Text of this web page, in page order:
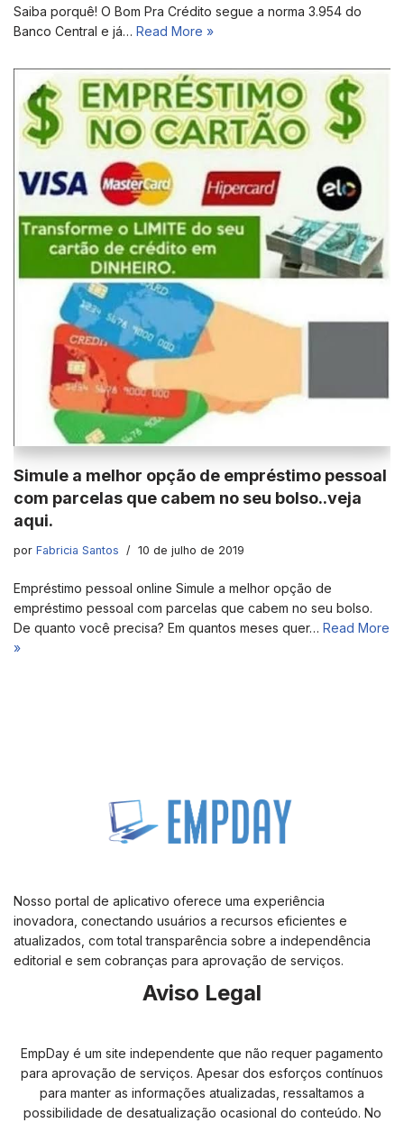
Saiba porquê! O Bom Pra Crédito segue a norma 3.954 do
Banco Central e já… Read More »
Simule a melhor opção de empréstimo pessoal
com parcelas que cabem no seu bolso..veja
aqui.
por Fabricia Santos 10 de julho de 2019
Empréstimo pessoal online Simule a melhor opção de
empréstimo pessoal com parcelas que cabem no seu bolso.
De quanto você precisa? Em quantos meses quer… Read More
»
Nosso portal de aplicativo oferece uma experiência
inovadora, conectando usuários a recursos eficientes e
atualizados, com total transparência sobre a independência
editorial e sem cobranças para aprovação de serviços.
Aviso Legal
EmpDay é um site independente que não requer pagamento
para aprovação de serviços. Apesar dos esforços contínuos
para manter as informações atualizadas, ressaltamos a
possibilidade de desatualização ocasional do conteúdo. No